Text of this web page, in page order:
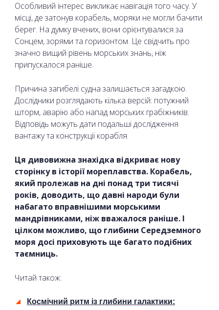
Особливий інтерес викликає навігація того часу. У
місці, де затонув корабель, моряки не могли бачити
берег. На думку вчених, вони орієнтувалися за
Сонцем, зорями та горизонтом. Це свідчить про
значно вищий рівень морських знань, ніж
припускалося раніше.
Причина загибелі судна залишається загадкою.
Дослідники розглядають кілька версій: потужний
шторм, аварію або напад морських грабіжників.
Відповідь можуть дати подальші дослідження
вантажу та конструкції корабля.
Ця дивовижна знахідка відкриває нову
сторінку в історії мореплавства. Корабель,
який пролежав на дні понад три тисячі
років, доводить, що давні народи були
набагато вправнішими морськими
мандрівниками, ніж вважалося раніше. І
цілком можливо, що глибини Середземного
моря досі приховують ще багато подібних
таємниць.
Читай також:
Космічний ритм із глибини галактики: